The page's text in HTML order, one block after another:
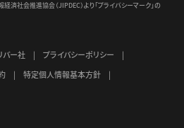
済社会推進協会（JIPDEC）より 「プライバシーマーク」の
バー社
プライバシーポリシー
特定個人情報基本方針